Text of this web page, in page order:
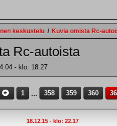
keskustelu / Kuvia omista Rc-
Rc-autoista
- klo: 18.27
1 ... 358 359 360
18.12.15 - klo: 22.17